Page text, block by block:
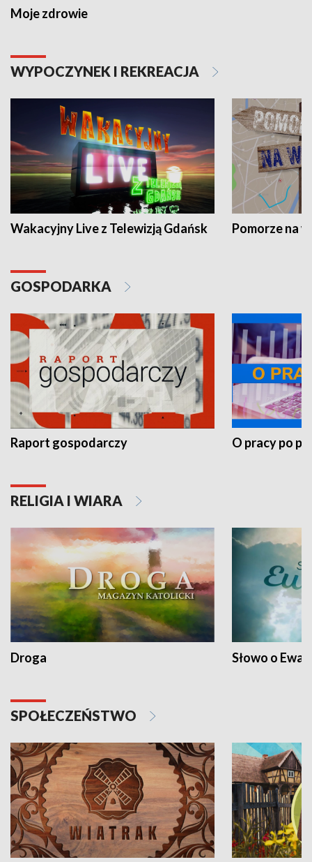
Moje zdrowie
WYPOCZYNEK I REKREACJA
Wakacyjny Live z Telewizją Gdańsk Pomorze na
GOSPODARKA
Raport gospodarczy O pracy po
RELIGIA I WIARA
Droga Słowo o
SPOŁECZEŃSTWO